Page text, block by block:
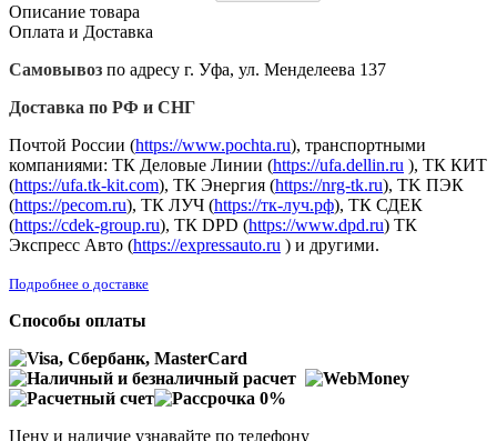
Описание товара
Оплата и Доставка
Самовывоз по адресу г. Уфа, ул. Менделеева 137
Доставка по РФ и СНГ
Почтой России (https://www.pochta.ru), транспортными
компаниями: ТК Деловые Линии (https://ufa.dellin.ru ), ТК КИТ
(https://ufa.tk-kit.com), ТК Энергия (https://nrg-tk.ru), ТK ПЭК
(https://pecom.ru), ТК ЛУЧ (https://тк-луч.рф), ТК СДЕК
(https://cdek-group.ru), ТК DPD (https://www.dpd.ru) ТК
Экспресс Авто (https://expressauto.ru ) и другими.
Подробнее о доставке
Способы оплаты
Цену и наличие узнавайте по телефону